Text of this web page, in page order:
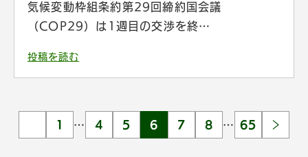
気候変動枠組条約第29回締約国会議
（COP29）は1週目の交渉を終…
投稿を読む
1 … 4 5 6 7 8 … 65